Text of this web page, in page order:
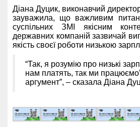
Діана Дуцик, виконавчий
зауважила, що важливим
суспільних ЗМІ якісним
державних компаній зазвичай
якість своєї роботи низькою
“Так, я розумію про низькі
нам платять, так ми
аргумент”, – сказала Діана